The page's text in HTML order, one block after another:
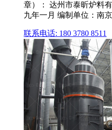
章）： 达州市泰昕炉料
九年一月 编制单位：南
联系电话: 180 3780 8511